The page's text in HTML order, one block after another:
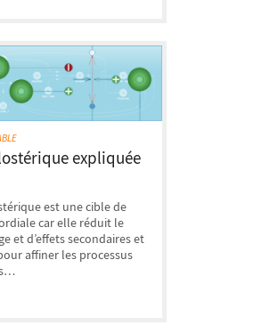
expliquée
est une cible de
car elle réduit le
et d’effets secondaires et
affiner les processus